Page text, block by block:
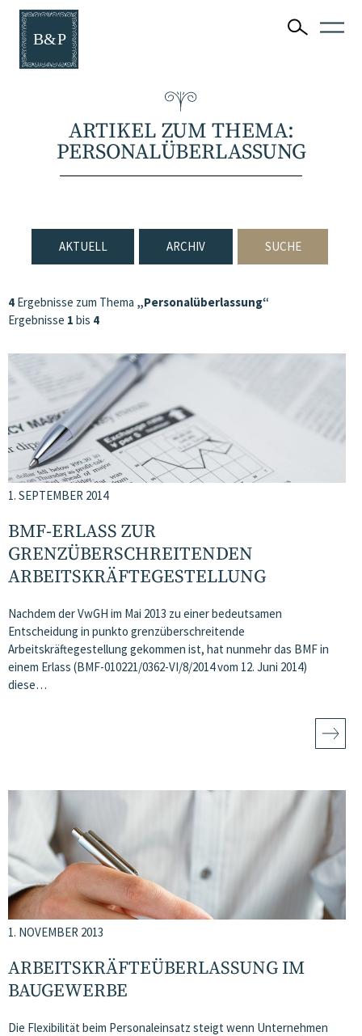
ARTIKEL ZUM THEMA:
PERSONALÜBERLASSUNG
AKTUELL ARCHIV SUCHE
4 Ergebnisse zum Thema „Personalüberlassung“
Ergebnisse 1 bis 4
1. SEPTEMBER 2014
BMF-ERLASS ZUR
GRENZÜBERSCHREITENDEN
ARBEITSKRÄFTEGESTELLUNG
Nachdem der VwGH im Mai 2013 zu einer bedeutsamen
Entscheidung in punkto grenzüberschreitende
Arbeitskräftegestellung gekommen ist, hat nunmehr das BMF in
einem Erlass (BMF-010221/0362-VI/8/2014 vom 12. Juni 2014)
diese…
1. NOVEMBER 2013
ARBEITSKRÄFTEÜBERLASSUNG IM
BAUGEWERBE
Die Flexibilität beim Personaleinsatz steigt wenn Unternehmen